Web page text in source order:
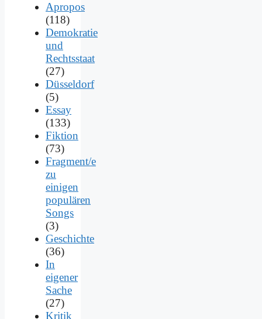
Apropos
(118)
Demokratie
und
Rechtsstaat
(27)
Düsseldorf
(5)
Essay
(133)
Fiktion
(73)
Fragment/e
zu
einigen
populären
Songs
(3)
Geschichte
(36)
In
eigener
Sache
(27)
Kritik